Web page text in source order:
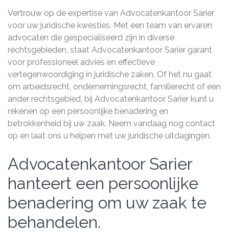
Vertrouw op de expertise van Advocatenkantoor Sarier
voor uw juridische kwesties. Met een team van ervaren
advocaten die gespecialiseerd zijn in diverse
rechtsgebieden, staat Advocatenkantoor Sarier garant
voor professioneel advies en effectieve
vertegenwoordiging in juridische zaken. Of het nu gaat
om arbeidsrecht, ondernemingsrecht, familierecht of een
ander rechtsgebied, bij Advocatenkantoor Sarier kunt u
rekenen op een persoonlijke benadering en
betrokkenheid bij uw zaak. Neem vandaag nog contact
op en laat ons u helpen met uw juridische uitdagingen.
Advocatenkantoor Sarier
hanteert een persoonlijke
benadering om uw zaak te
behandelen.